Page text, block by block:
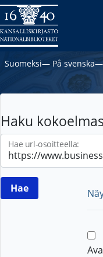
Suomeksi― På svenska―
Haku
Hae url-osoitteella: